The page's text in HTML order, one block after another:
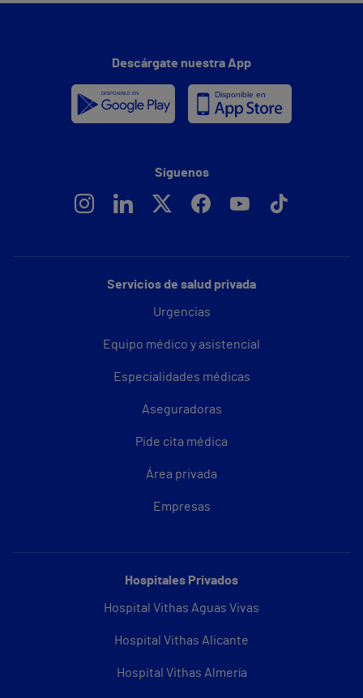
Servicios de salud privada
Urgencias
Equipo médico y asistencial
Especialidades médicas
Aseguradoras
Pide cita médica
Área privada
Empresas
Hospitales Privados
Hospital Vithas Aguas Vivas
Hospital Vithas Alicante
Hospital Vithas Almería
Descárgate nuestra App
Síguenos